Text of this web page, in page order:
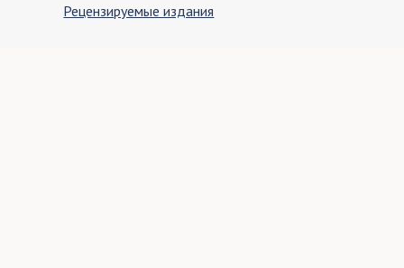
Рецензируемые издания